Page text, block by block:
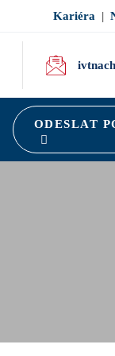
Kariéra |
ODESLAT